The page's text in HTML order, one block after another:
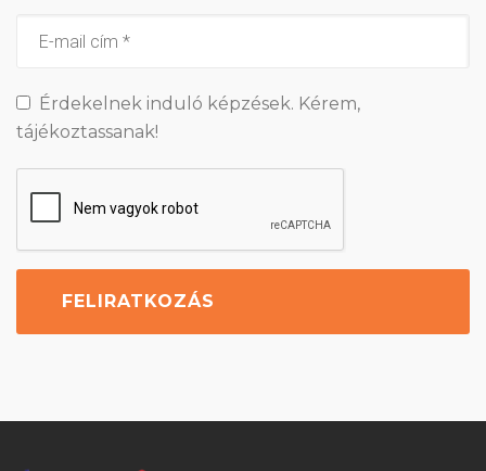
Érdekelnek induló képzések. Kérem,
tájékoztassanak!